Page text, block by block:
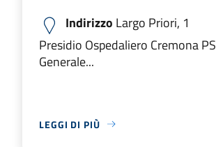
Indirizzo Largo Priori, 1
Presidio Ospedaliero Cremona PS
Generale...
LEGGI DI PIÙ